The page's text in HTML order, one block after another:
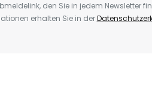
den Sie in jedem Newsletter
erhalten Sie in der